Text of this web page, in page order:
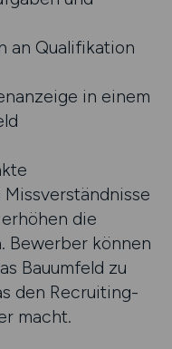
an Qualifikation
in einem
die
Bewerber können
Bauumfeld zu
den Recruiting-
macht.